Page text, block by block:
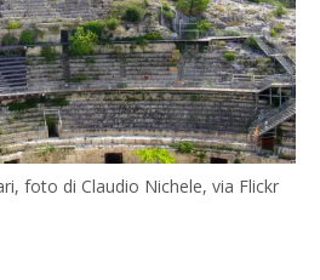
foto di Claudio Nichele, via Flickr